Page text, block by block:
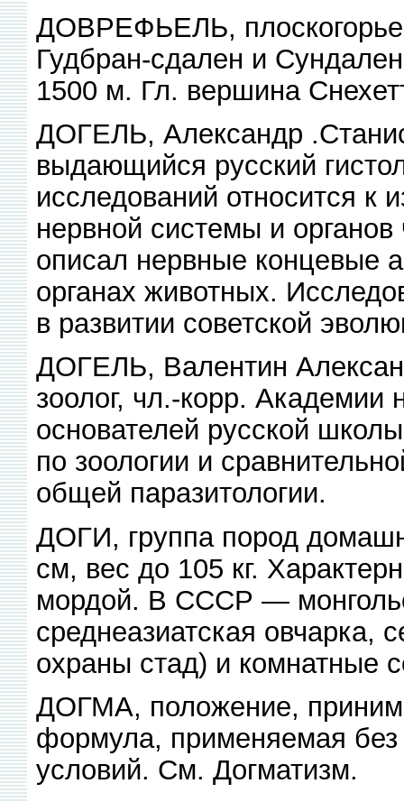
ДОВРЕФЬЕЛЬ,
Гудбран-сдален и
1500 м. Гл. вершина
ДОГЕЛЬ, Александр
выдающийся русский
исследований относится к
нервной системы и
описал нервные концевые
органах животных.
в развитии советской
ДОГЕЛЬ, Валентин
зоолог, чл.-корр. Академии
основателей русской
по зоологии и
общей паразитологии.
ДОГИ, группа пород
см, вес до 105 кг.
мордой. В СССР —
среднеазиатская овчарка,
охраны стад) и комнатные
ДОГМА, положение,
формула, применяемая без
условий. См. Догматизм.